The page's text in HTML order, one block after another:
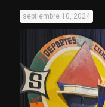
septiembre 10, 2024